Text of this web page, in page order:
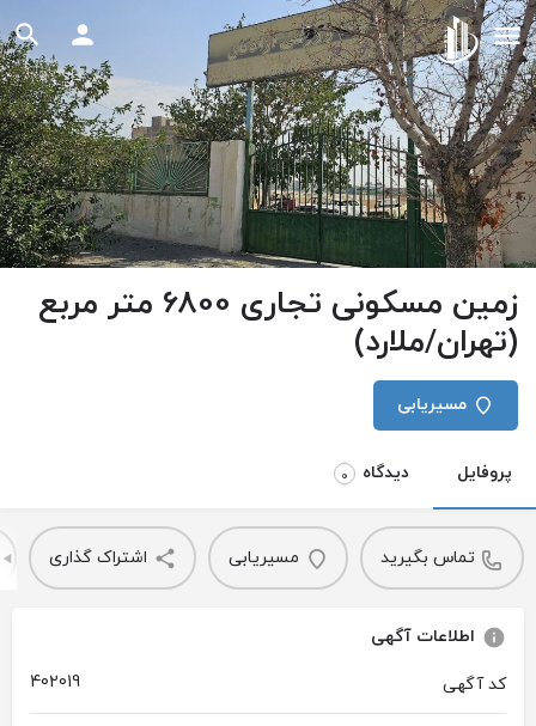
زمین مسکونی تجاری 6800 متر مربع
(تهران/ملارد)
مسیریابی
پروفایل دیدگاه 0
تماس بگیرید مسیریابی اشتراک گذاری
اطلاعات آگهی
کد آگهی 402019